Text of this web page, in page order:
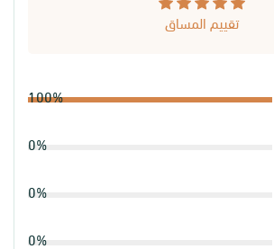
تقييم المساق
100%
0%
0%
0%